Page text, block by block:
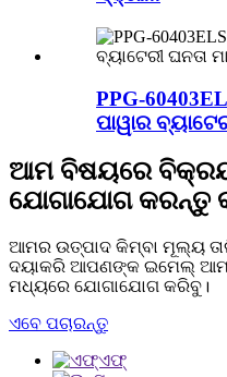
PPG-
ପାୱାର
ଆମ ବିଷୟରେ ବିକ୍ରୟ
ଯୋଗାଯୋଗ କରନ୍ତୁ
ଆମର ଉତ୍ପାଦ କିମ୍ବା ମୂଲ୍ୟ
ଦୟାକରି ଆପଣଙ୍କ ଇମେଲ୍
ମଧ୍ୟରେ ଯୋଗାଯୋଗ କରିବୁ।
ଏବେ ପଚାରନ୍ତୁ